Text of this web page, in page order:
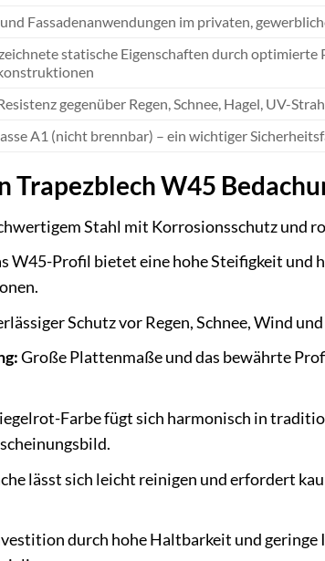
Fassadenanwendungen im privaten,
statische Eigenschaften durch
gegenüber Regen, Schnee, Hagel, UV-
A1 (nicht brennbar) – ein wichtiger
Trapezblech W45
Stahl mit Korrosionsschutz und
W45-Profil bietet eine hohe Steifigkeit und
Schutz vor Regen, Schnee, Wind
Große Plattenmaße und das bewährte
Farbe fügt sich harmonisch in
lässt sich leicht reinigen und erfordert
durch hohe Haltbarkeit und geringe